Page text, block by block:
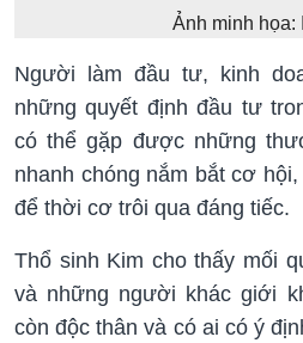
Ảnh minh họa:
Người làm đầu tư, kinh
những quyết định đầu tư
có thể gặp được những
nhanh chóng nắm bắt cơ
để thời cơ trôi qua đáng tiếc.
Thổ sinh Kim cho thấy mối
và những người khác giới
còn độc thân và có ai có ý